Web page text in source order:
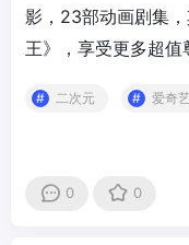
影，23部动画剧集
王》，享受更多超值
二次元 爱奇艺
0 0